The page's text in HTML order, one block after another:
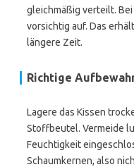
gleichmäßig verteilt.
vorsichtig auf. Das
längere Zeit.
Richtige
Lagere das Kissen
Stoffbeutel. Vermeide
Feuchtigkeit
Schaumkernen, also